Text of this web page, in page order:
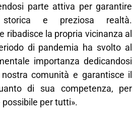
parte attiva per garantire
e preziosa realtà.
ribadisce la propria vicinanza al
di pandemia ha svolto al
importanza dedicandosi
comunità e garantisce il
di sua competenza, per
per tutti».